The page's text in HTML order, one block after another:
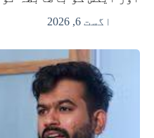
اگست 6, 2026